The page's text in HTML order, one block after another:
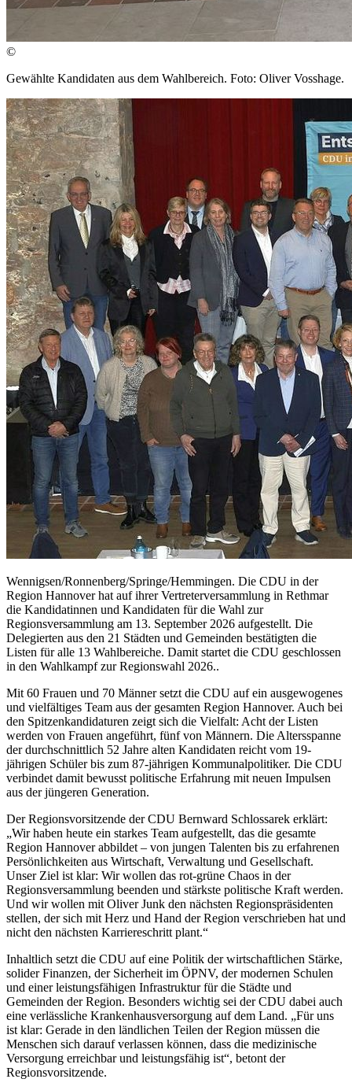
©
Gewählte Kandidaten aus dem Wahlbereich. Foto: Oliver Vosshage.
Wennigsen/Ronnenberg/Springe/Hemmingen. Die CDU in der
Region Hannover hat auf ihrer Vertreterversammlung in Rethmar
die Kandidatinnen und Kandidaten für die Wahl zur
Regionsversammlung am 13. September 2026 aufgestellt. Die
Delegierten aus den 21 Städten und Gemeinden bestätigten die
Listen für alle 13 Wahlbereiche. Damit startet die CDU geschlossen
in den Wahlkampf zur Regionswahl 2026..
Mit 60 Frauen und 70 Männer setzt die CDU auf ein ausgewogenes
und vielfältiges Team aus der gesamten Region Hannover. Auch bei
den Spitzenkandidaturen zeigt sich die Vielfalt: Acht der Listen
werden von Frauen angeführt, fünf von Männern. Die Altersspanne
der durchschnittlich 52 Jahre alten Kandidaten reicht vom 19-
jährigen Schüler bis zum 87-jährigen Kommunalpolitiker. Die CDU
verbindet damit bewusst politische Erfahrung mit neuen Impulsen
aus der jüngeren Generation.
Der Regionsvorsitzende der CDU Bernward Schlossarek erklärt:
„Wir haben heute ein starkes Team aufgestellt, das die gesamte
Region Hannover abbildet – von jungen Talenten bis zu erfahrenen
Persönlichkeiten aus Wirtschaft, Verwaltung und Gesellschaft.
Unser Ziel ist klar: Wir wollen das rot-grüne Chaos in der
Regionsversammlung beenden und stärkste politische Kraft werden.
Und wir wollen mit Oliver Junk den nächsten Regionspräsidenten
stellen, der sich mit Herz und Hand der Region verschrieben hat und
nicht den nächsten Karriereschritt plant.“
Inhaltlich setzt die CDU auf eine Politik der wirtschaftlichen Stärke,
solider Finanzen, der Sicherheit im ÖPNV, der modernen Schulen
und einer leistungsfähigen Infrastruktur für die Städte und
Gemeinden der Region. Besonders wichtig sei der CDU dabei auch
eine verlässliche Krankenhausversorgung auf dem Land. „Für uns
ist klar: Gerade in den ländlichen Teilen der Region müssen die
Menschen sich darauf verlassen können, dass die medizinische
Versorgung erreichbar und leistungsfähig ist“, betont der
Regionsvorsitzende.